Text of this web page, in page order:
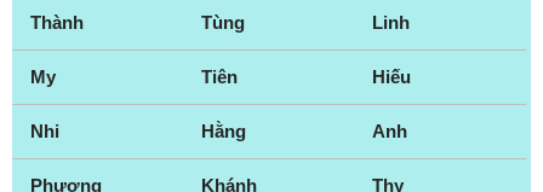
Thành Tùng Linh
My Tiên Hiếu
Nhi Hằng Anh
Phương Khánh Thy